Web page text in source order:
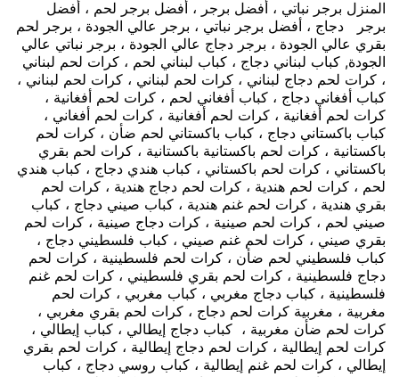
المنزل برجر نباتي ، أفضل برجر ، أفضل برجر لحم ، أفضل
برجر دجاج ، أفضل برجر نباتي ، برجر عالي الجودة ، برجر لحم
بقري عالي الجودة ، برجر دجاج عالي الجودة ، برجر نباتي عالي
الجودة, كباب لبناني دجاج ، كباب لبناني لحم ، كرات لحم لبناني
، كرات لحم دجاج لبناني ، كرات لحم لبناني ، كرات لحم لبناني ،
كباب أفغاني دجاج ، كباب أفغاني لحم ، كرات لحم أفغانية ،
كرات لحم أفغانية ، كرات لحم أفغانية ، كرات لحم أفغاني ،
كباب باكستاني دجاج ، كباب باكستاني لحم ضأن ، كرات لحم
باكستانية ، كرات لحم باكستانية باكستانية ، كرات لحم بقري
باكستاني ، كرات لحم باكستاني ، كباب هندي دجاج ، كباب هندي
لحم ، كرات لحم هندية ، كرات لحم دجاج هندية ، كرات لحم
بقري هندية ، كرات لحم غنم هندية ، كباب صيني دجاج ، كباب
صيني لحم ، كرات لحم صينية ، كرات دجاج صينية ، كرات لحم
بقري صيني ، كرات لحم غنم صيني ، كباب فلسطيني دجاج ،
كباب فلسطيني لحم ضأن ، كرات لحم فلسطينية ، كرات لحم
دجاج فلسطينية ، كرات لحم بقري فلسطيني ، كرات لحم غنم
فلسطينية ، كباب دجاج مغربي ، كباب مغربي ، كرات لحم
مغربية ، مغربية كرات لحم دجاج ، كرات لحم بقري مغربي ،
كرات لحم ضأن مغربية ، كباب دجاج إيطالي ، كباب إيطالي ،
كرات لحم إيطالية ، كرات لحم دجاج إيطالية ، كرات لحم بقري
إيطالي ، كرات لحم غنم إيطالية ، كباب روسي دجاج ، كباب